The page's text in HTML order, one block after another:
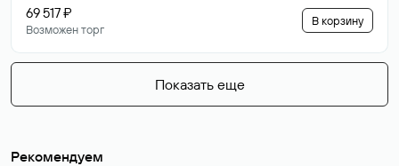
69 517 ₽
Возможен торг
В корзину
Показать еще
Рекомендуем